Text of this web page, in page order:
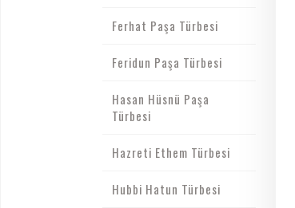
Ferhat Paşa Türbesi
Feridun Paşa Türbesi
Hasan Hüsnü Paşa
Türbesi
Hazreti Ethem Türbesi
Hubbi Hatun Türbesi